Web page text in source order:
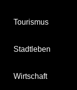
Tourismus
Stadtleben
Wirtschaft